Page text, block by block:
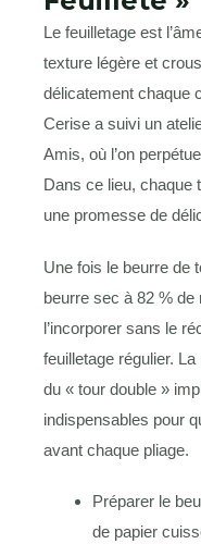
Le feuilletage est
texture légère et
délicatement chaque
Cerise a suivi un
Amis, où l’on
Dans ce lieu, chaque
une promesse de
Une fois le beurre de
beurre sec à 82 %
l’incorporer sans le
feuilletage régulier.
du « tour double »
indispensables pour
avant chaque pliage.
Préparer le
de papier